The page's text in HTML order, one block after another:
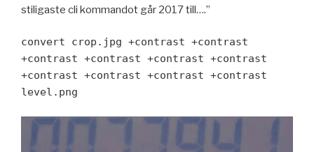
stiligaste cli kommandot går 2017 till….”
convert crop.jpg +contrast +contrast
+contrast +contrast +contrast +contrast
+contrast +contrast +contrast +contrast
level.png